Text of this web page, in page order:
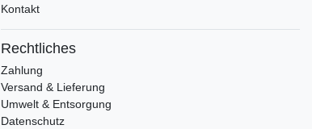
Kontakt
Rechtliches
Zahlung
Versand & Lieferung
Umwelt & Entsorgung
Datenschutz